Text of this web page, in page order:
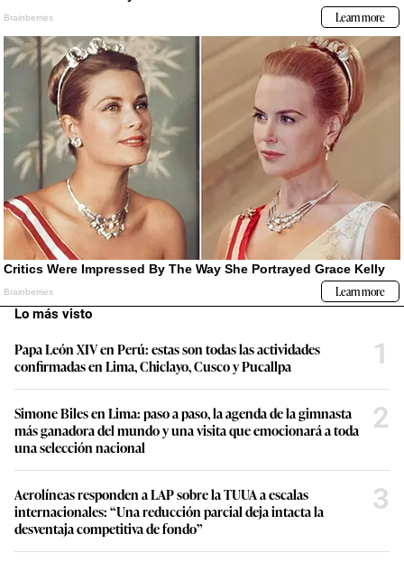
Lo más visto
Papa León XIV en Perú: estas son todas las actividades
confirmadas en Lima, Chiclayo, Cusco y Pucallpa
1
Simone Biles en Lima: paso a paso, la agenda de la gimnasta
más ganadora del mundo y una visita que emocionará a toda
una selección nacional
2
Aerolíneas responden a LAP sobre la TUUA a escalas
internacionales: “Una reducción parcial deja intacta la
desventaja competitiva de fondo”
3